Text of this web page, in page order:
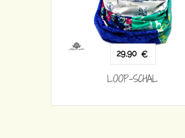
29,90 €
LOOP-SCHAL